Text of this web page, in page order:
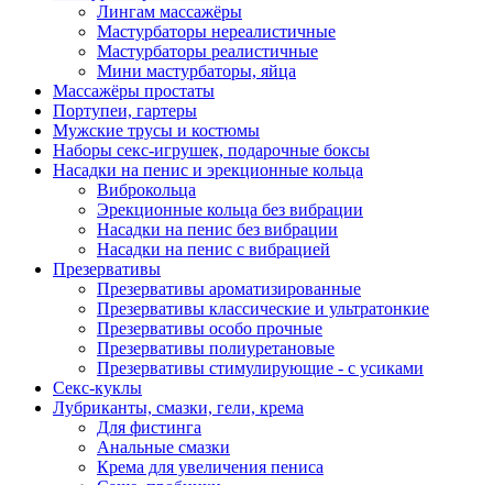
Лингам массажёры
Мастурбаторы нереалистичные
Мастурбаторы реалистичные
Мини мастурбаторы, яйца
Массажёры простаты
Портупеи, гартеры
Мужские трусы и костюмы
Наборы секс-игрушек, подарочные боксы
Насадки на пенис и эрекционные кольца
Виброкольца
Эрекционные кольца без вибрации
Насадки на пенис без вибрации
Насадки на пенис с вибрацией
Презервативы
Презервативы ароматизированные
Презервативы классические и ультратонкие
Презервативы особо прочные
Презервативы полиуретановые
Презервативы стимулирующие - с усиками
Секс-куклы
Лубриканты, смазки, гели, крема
Для фистинга
Анальные смазки
Крема для увеличения пениса